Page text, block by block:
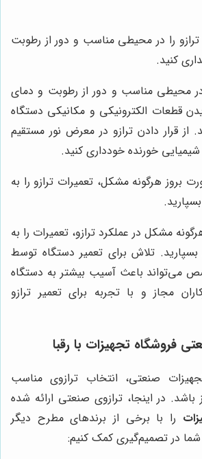
ترازو را در محیطی مناسب و دور از رطوبت
کنید.
در محیطی مناسب و دور از رطوبت و دمای
قطعات الکترونیکی و مکانیکی دستگاه
از قرار دادن ترازو در معرض نور مستقیم
خورنده خودداری کنید.
بروز هرگونه مشکل، تعمیرات ترازو را به
مشکل در عملکرد ترازو، تعمیرات را به
تلاش برای تعمیر دستگاه توسط
می‌تواند باعث آسیب بیشتر به دستگاه
مجاز و با تجربه برای تعمیر ترازو
فروشگاه تجهیزات با رقبا
صنعتی، انتخاب ترازوی مناسب
باشد. در اینجا، ترازوی صنعتی ارائه شده
را با برخی از برندهای مطرح دیگر
در تصمیم‌گیری کمک کنیم: